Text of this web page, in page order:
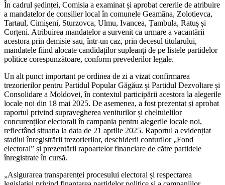
În cadrul ședinței, Comisia a examinat și aprobat cererile de atribuire
a mandatelor de consilier local în comunele Geamăna, Zolotievca,
Tartaul, Cimișeni, Sturzovca, Ulmu, Ivancea, Țambula, Ratuș și
Corțeni. Atribuirea mandatelor a survenit ca urmare a vacantării
acestora prin demisie sau, într-un caz, prin decesul titularului,
mandatele fiind alocate candidaților supleanți de pe listele partidelor
politice corespunzătoare, conform prevederilor legale.
Un alt punct important pe ordinea de zi a vizat confirmarea
trezorierilor pentru Partidul Popular Găgăuz și Partidul Dezvoltare și
Consolidare a Moldovei, în contextul participării acestora la alegerile
locale noi din 18 mai 2025. De asemenea, a fost prezentat și aprobat
raportul privind supravegherea veniturilor și cheltuielilor
concurenților electorali în campania pentru alegerile locale noi,
reflectând situația la data de 21 aprilie 2025. Raportul a evidențiat
stadiul înregistrării trezorierilor, deschiderii conturilor „Fond
electoral” și prezentării rapoartelor financiare de către partidele
înregistrate în cursă.
„Asigurarea transparenței procesului electoral și respectarea